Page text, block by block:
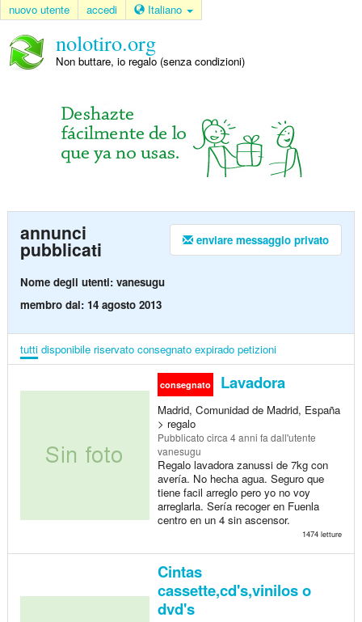
nuovo utente accedi Italiano
nolotiro.org
Non buttare, io regalo (senza condizioni)
enviare messaggio privato
annunci
pubblicati
Nome degli utenti: vanesugu
membro dal: 14 agosto 2013
tutti disponibile riservato consegnato expirado petizioni
consegnato Lavadora
Madrid, Comunidad de Madrid, España
> regalo
Pubblicato circa 4 anni fa dall'utente
vanesugu
Regalo lavadora zanussi de 7kg con
avería. No hecha agua. Seguro que
tiene facil arreglo pero yo no voy
arreglarla. Sería recoger en Fuenla
centro en un 4 sin ascensor.
1474 letture
Cintas
cassette,cd's,vinilos o
dvd's